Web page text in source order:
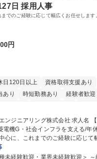
日 採用人事
でのご経験に応じて幅広くお任せします
円
日120日以上
資格取得支援あり
あり 時短勤務あり
経験者歓迎
服装自由 寮・社宅あり
ング株式会社 求人名 【大阪】総務
機G・社会インフラを支える/年休
心に、これまでのご経験に応じて
生運用 など ※基本的には事務所勤
未経験歓迎・業界未経験歓迎＞